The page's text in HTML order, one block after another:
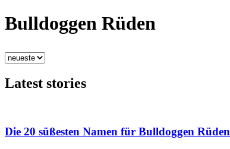
Bulldoggen Rüden
Latest stories
Die 20 süßesten Namen für Bulldoggen Rüden